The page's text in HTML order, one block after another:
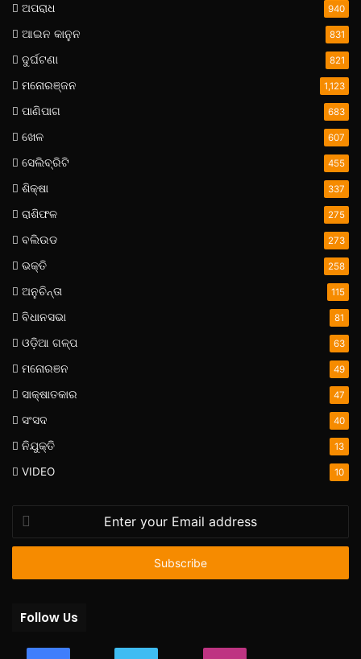
ଅପରାଧ 940
ଆଇନ କାନୁନ 831
ଦୁର୍ଘଟଣା 821
ମନୋରଞ୍ଜନ 1,123
ପାଣିପାଗ 683
ଖେଳ 607
ସେଲିବ୍ରିଟି 455
ଶିକ୍ଷା 337
ରାଶିଫଳ 275
ବଲିଉଡ 273
ଭକ୍ତି 258
ଅନୁଚିନ୍ତା 115
ବିଧାନସଭା 81
ଓଡ଼ିଆ ଗଳ୍ପ 63
ମନୋରଞନ 49
ସାକ୍ଷାତକାର 47
ସଂସଦ 40
ନିଯୁକ୍ତି 13
VIDEO 10
your
Email
Follow Us